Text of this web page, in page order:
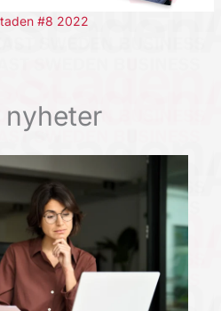
#8 2022
nyheter